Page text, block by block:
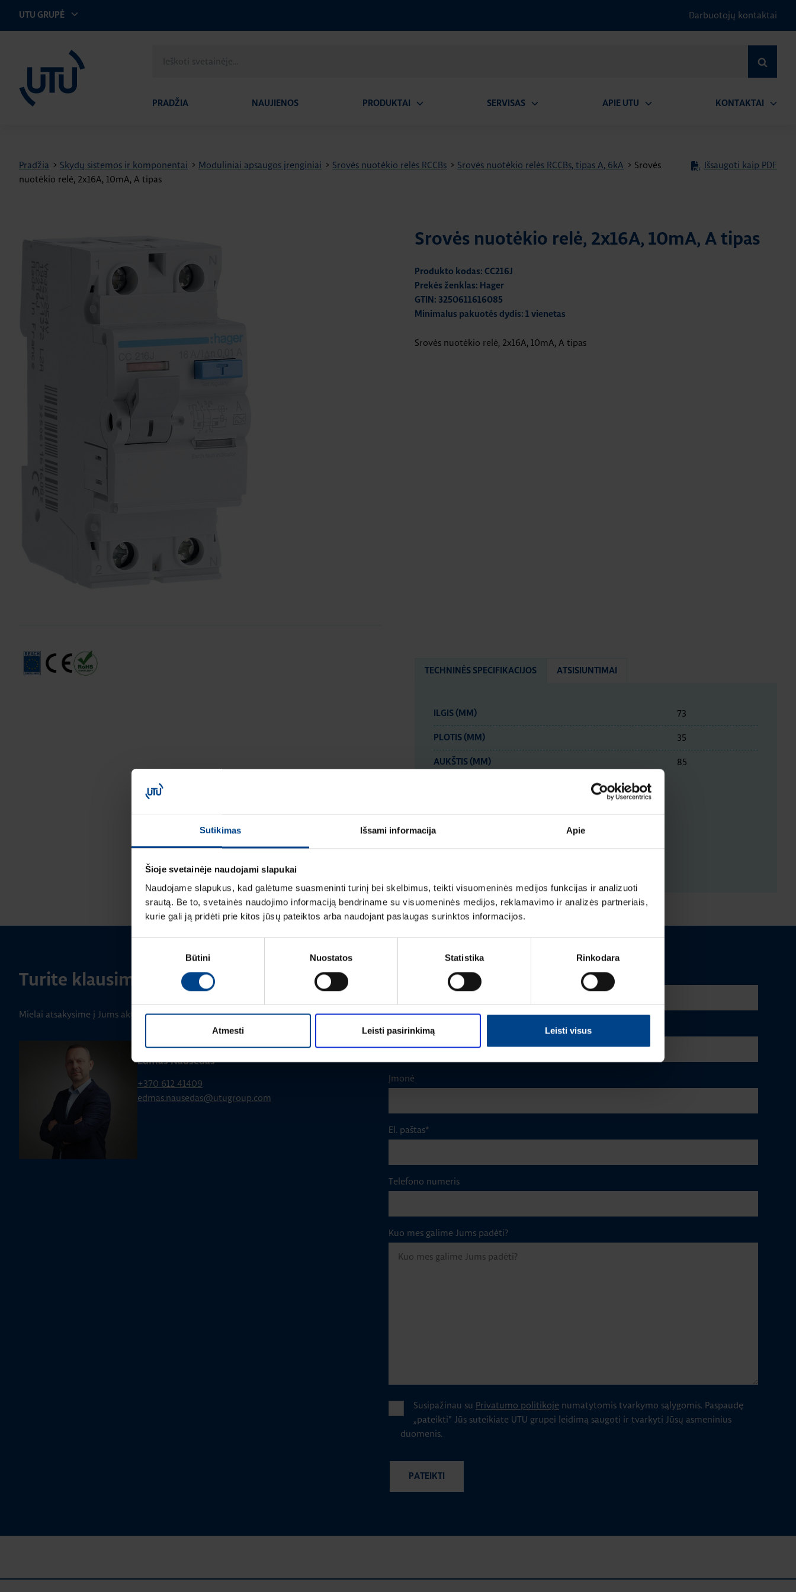
Sutikimas Išsami informacija Apie
Šioje svetainėje naudojami slapukai
Naudojame slapukus, kad galėtume suasmeninti turinį bei skelbimus, teikti visuomeninės medijos funkcijas ir analizuoti
srautą. Be to, svetainės naudojimo informaciją bendriname su visuomeninės medijos, reklamavimo ir analizės partneriais,
kurie gali ją pridėti prie kitos jūsų pateiktos arba naudojant paslaugas surinktos informacijos.
Būtini Nuostatos Statistika Rinkodara
Atmesti Leisti pasirinkimą Leisti visus
UTU GRUPĖ Darbuotojų kontaktai
svetainėje
PRADŽIA NAUJIENOS PRODUKTAI SERVISAS APIE UTU KONTAKTAI
Pradžia > Skydų sistemos ir komponentai > Moduliniai apsaugos įrenginiai > Srovės nuotėkio relės RCCBs > Srovės nuotėkio relės RCCBs, tipas A, 6kA > Srovės
nuotėkio relė, 2x16A, 10mA, A tipas
Išsaugoti kaip PDF
Srovės nuotėkio relė, 2x16A, 10mA, A tipas
Produkto kodas: CC216J
Prekės ženklas: Hager
GTIN: 3250611616085
Minimalus pakuotės dydis: 1 vienetas
Srovės nuotėkio relė, 2x16A, 10mA, A tipas
TECHNINĖS SPECIFIKACIJOS ATSISIUNTIMAI
ILGIS (MM) 73
PLOTIS (MM) 35
AUKŠTIS (MM) 85
LOGISTIKOS DUOMENYS
Turite klausimų? Susisiekite
Mielai atsakysime į Jums aktualius klausimus.
PRODUKTO VADOVAS
Edmas Nausėdas
+370 612 41409
edmas.nausedas@utugroup.com
Pavardė*
Įmonė
El. paštas*
Telefono numeris
Kuo mes galime Jums padėti?
Susipažinau su Privatumo politikoje numatytomis tvarkymo sąlygomis. Paspaudę
„pateikti" Jūs suteikiate UTU grupei leidimą saugoti ir tvarkyti Jūsų asmeninius
duomenis.